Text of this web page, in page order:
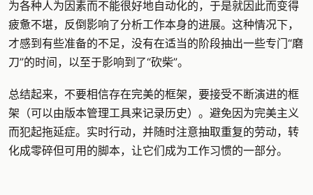
为各种人为因素而不能很好地自动化的，于是就因此而变得
疲惫不堪，反倒影响了分析工作本身的进展。这种情况下，
才感到有些准备的不足，没有在适当的阶段抽出一些专门“磨
刀”的时间，以至于影响到了“砍柴”。
总结起来，不要相信存在完美的框架，要接受不断演进的框
架（可以由版本管理工具来记录历史）。避免因为完美主义
而犯起拖延症。实时行动，并随时注意抽取重复的劳动，转
化成零碎但可用的脚本，让它们成为工作习惯的一部分。